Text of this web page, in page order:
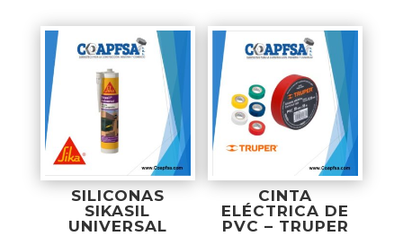
SILICONAS
SIKASIL
UNIVERSAL
CINTA
ELÉCTRICA DE
PVC – TRUPER